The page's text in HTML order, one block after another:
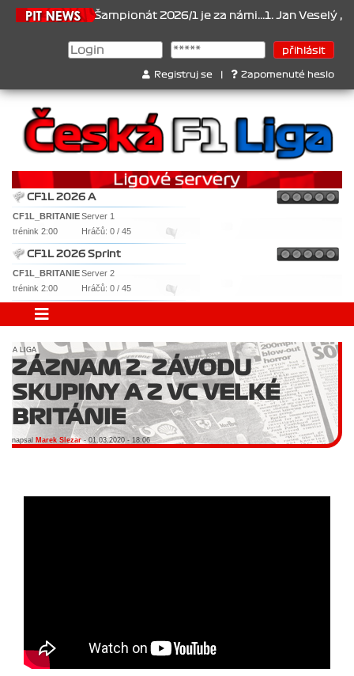
Šampionát 2026/1 je za námi...1. Jan Veselý , 2. Jan
Registruj se Zapomenuté heslo
CF1L 2026 A
CF1L_BRITANIEServer 1
trénink 2:00
Hráčů: 0 / 45
CF1L 2026 Sprint
CF1L_BRITANIEServer 2
trénink 2:00
Hráčů: 0 / 45
A LIGA
ZÁZNAM 2. ZÁVODU
SKUPINY A Z VC VELKÉ
BRITÁNIE
napsal Marek Slezar- 01.03.2020 - 18:06